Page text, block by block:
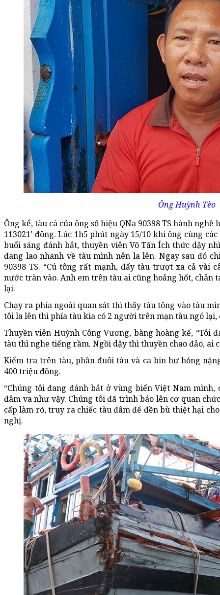
Ông Huỳnh Tèo
Ông kể, tàu cá của ông số hiệu QNa 90398 TS hành nghề
113021’ đông. Lúc 1h5 phút ngày 15/10 khi ông cùng
buổi sáng đánh bắt, thuyền viên Võ Tấn Ích thức dậy
đang lao nhanh về tàu mình nên la lên. Ngay sau đó
90398 TS. “Cú tông rất mạnh, đẩy tàu trượt xa cả vài
nước tràn vào. Anh em trên tàu ai cũng hoảng hốt, chân
lại.
Chạy ra phía ngoài quan sát thì thấy tàu tông vào tàu
tôi la lên thì phía tàu kia có 2 người trên mạn tàu ngó
Thuyền viên Huỳnh Công Vương, bàng hoàng kể, “Tôi
tàu thì nghe tiếng rầm. Ngồi dậy thì thuyền chao đảo, ai
Kiểm tra trên tàu, phần đuôi tàu và ca bin hư hỏng
400 triệu đồng.
“Chúng tôi đang đánh bắt ở vùng biển Việt Nam
đâm va như vậy. Chúng tôi đã trình báo lên cơ quan
cấp làm rõ, truy ra chiếc tàu đâm để đền bù thiệt hại cho
nghị.